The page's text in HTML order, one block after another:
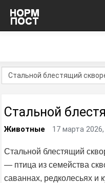
Стальной
Животные 17 марта
Стальной блестящий
— птица из семейства
саваннах, редколесьях и